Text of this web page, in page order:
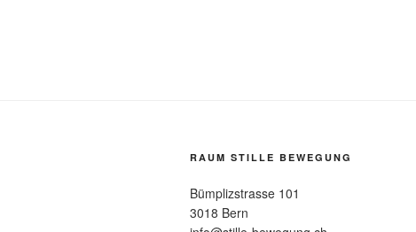
RAUM STILLE BEWEGUNG
Bümplizstrasse 101
3018 Bern